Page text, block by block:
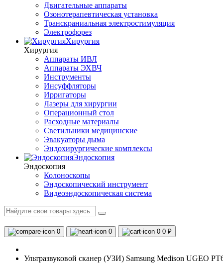
Двигательные аппараты
Озонотерапевтическая установка
Транскраниальная электростимуляция
Электрофорез
Хирургия
Хирургия
Аппараты ИВЛ
Аппараты ЭХВЧ
Инструменты
Инсуффляторы
Ирригаторы
Лазеры для хирургии
Операционный стол
Расходные материалы
Светильники медицинские
Эвакуаторы дыма
Эндохирургические комплексы
Эндоскопия
Эндоскопия
Колоноскопы
Эндоскопический инструмент
Видеоэндоскопическая система
0 0 0 0 ₽
Ультразвуковой сканер (УЗИ) Samsung Medison UGEO